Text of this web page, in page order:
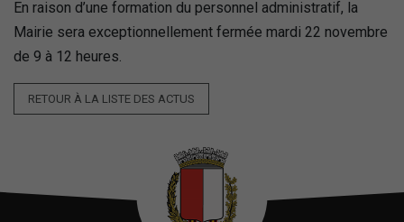
En raison d’une formation du personnel administratif, la
Mairie sera exceptionnellement fermée mardi 22 novembre
de 9 à 12 heures.
RETOUR À LA LISTE DES ACTUS